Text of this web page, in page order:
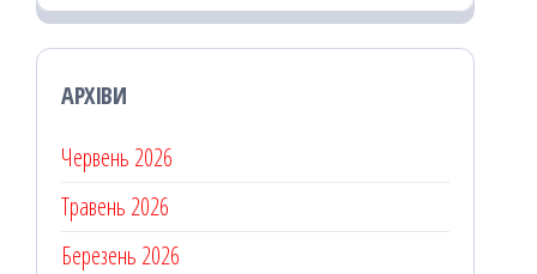
АРХІВИ
Червень 2026
Травень 2026
Березень 2026